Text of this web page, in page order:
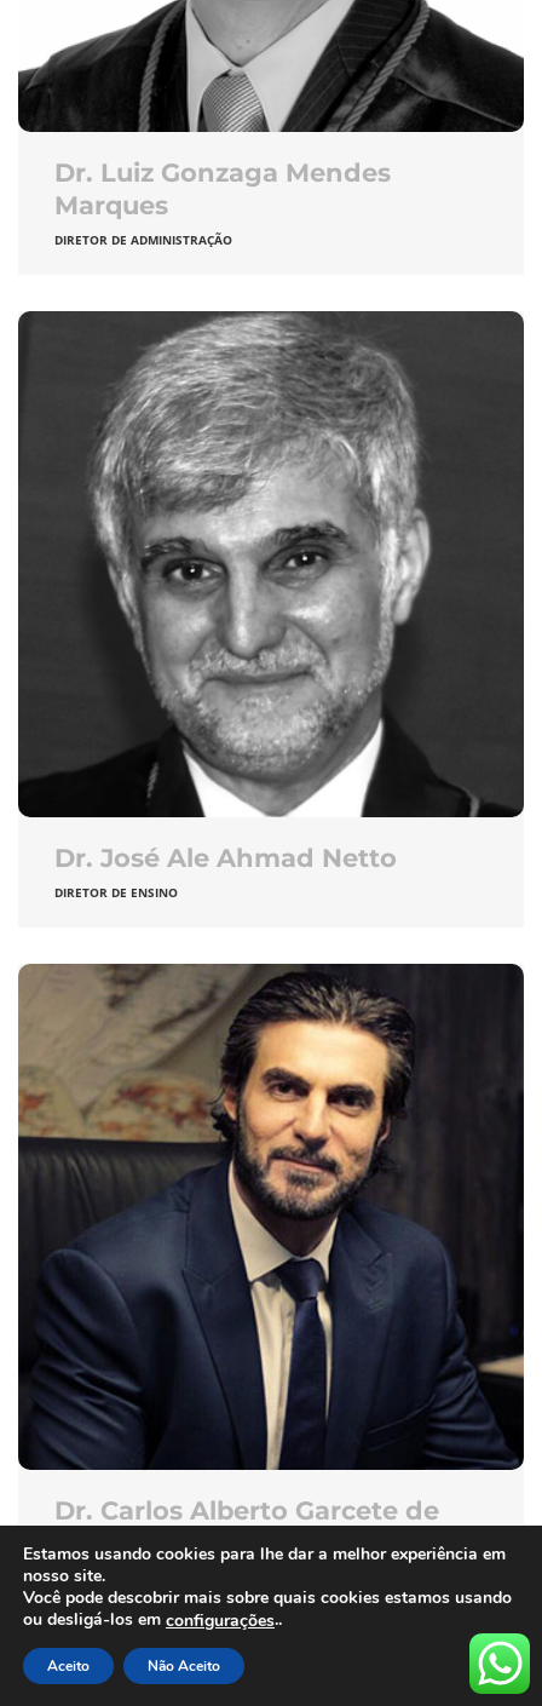
Dr. Luiz Gonzaga Mendes
Marques
DIRETOR DE ADMINISTRAÇÃO
Dr. José Ale Ahmad Netto
DIRETOR DE ENSINO
Dr. Carlos Alberto Garcete de
Almeida
DIRETOR DE PESQUISA
Estamos usando cookies para lhe dar a melhor experiência em
nosso site.
Você pode descobrir mais sobre quais cookies estamos usando
ou desligá-los em configurações..
Aceito Não Aceito